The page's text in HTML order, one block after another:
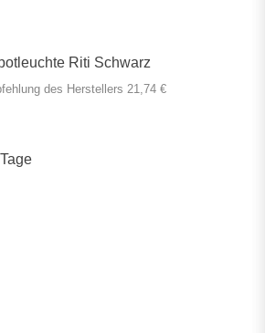
Riti Schwarz
des Herstellers 21,74 €